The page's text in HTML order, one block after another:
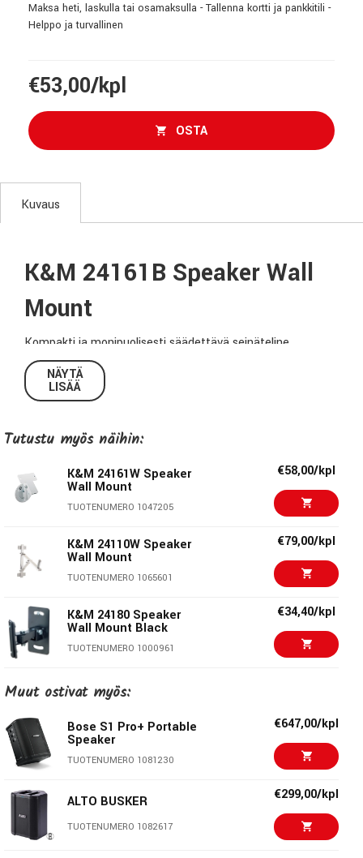
Maksa heti, laskulla tai osamaksulla - Tallenna kortti ja pankkitili -
Helppo ja turvallinen
€53,00/kpl
OSTA
Kuvaus
K&M 24161B Speaker Wall
Mount
Kompakti ja monipuolisesti säädettävä seinäteline
kaiuttimille, joiden paino on enintään 15Kg. Voit kiinnittää
telineeseen pystysuorilla ja vaakasuorilla kiinnitysrei´illä
varustetut kaiuttimet helposti ja turvallisesti.
Tekniset tiedot:
Jalustalevyn halkaisija:95mm
Kallistuskulma:
0° - 45°
Etäisyys seinästä:
65mm
Materiaali:
Teräs
Paino:
0,711Kg
König & Meyer
hienostuneiden laatutuotteiden merkki. K&M:n jalustat
tunnetaan nerokkaista ratkaisuistaan, toimivuudestaan ja
kestävyydestään - tekijöinä on 270 työlleen omistautunutta
ammattilaista Saksan Wertheimissa. K&M valmistaa
kahdessa eri tehtaassa Saksassa yli 1500 eri
tuotenimikettä, joita myydään 80 maahan kautta
maailman. Monet K&M-telineet ovat eläviä klassikoita ja
NÄYTÄ
LISÄÄ
Tutustu myös näihin:
K&M 24161W Speaker
Wall Mount
TUOTENUMERO 1047205
€58,00/kpl
K&M 24110W Speaker
Wall Mount
TUOTENUMERO 1065601
€79,00/kpl
K&M 24180 Speaker
Wall Mount Black
TUOTENUMERO 1000961
€34,40/kpl
K&M 24471W Speaker
Wall Mount
TUOTENUMERO 1059923
K&M 24195 Speaker
Wall/Seiling Mount
€37,70/kpl
K&M 24110B Speaker €70,00/kpl
Muut ostivat myös:
Bose S1 Pro+ Portable
Speaker
TUOTENUMERO 1081230
€647,00/kpl
ALTO BUSKER
TUOTENUMERO 1082617
€299,00/kpl